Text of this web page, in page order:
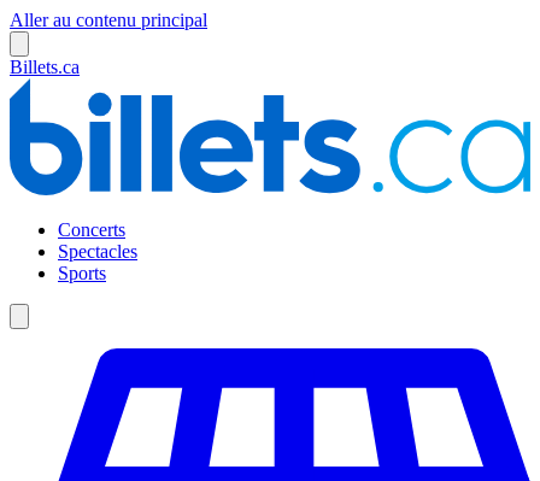
Aller au contenu principal
Billets.ca
Concerts
Spectacles
Sports